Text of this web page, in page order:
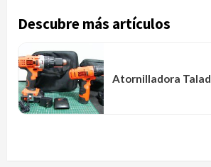
Descubre más artículos
Atornilladora